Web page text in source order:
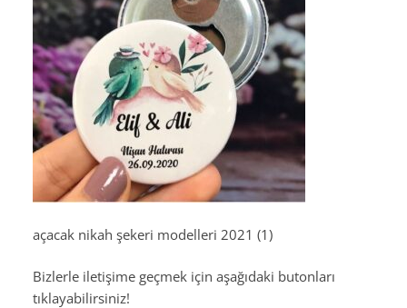
açacak nikah şekeri modelleri 2021 (1)
Bizlerle iletişime geçmek için aşağıdaki butonları
tıklayabilirsiniz!